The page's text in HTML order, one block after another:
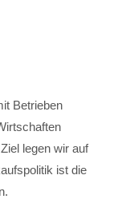
Betrieben
legen wir auf
ist die